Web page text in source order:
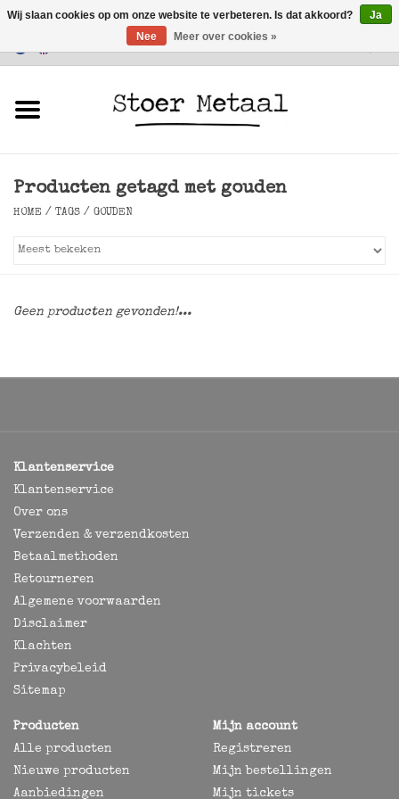
Klantenservice
Verlichting
Producten getagd met gouden
HOME / TAGS / GOUDEN
Geen producten gevonden!...
Klantenservice
Klantenservice
Over ons
Verzenden & verzendkosten
Betaalmethoden
Retourneren
Algemene voorwaarden
Disclaimer
Klachten
Privacybeleid
Sitemap
Producten
Alle producten
Nieuwe producten
Aanbiedingen
Mijn account
Registreren
Mijn bestellingen
Mijn tickets
Wij slaan cookies op om onze website te verbeteren. Is dat akkoord?
Ja
Nee
Meer over cookies »